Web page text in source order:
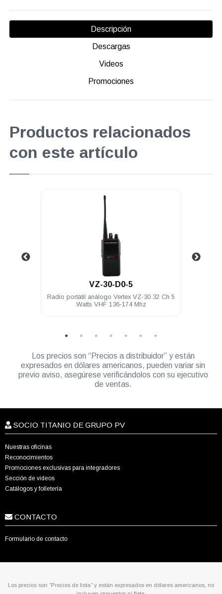
Descripción
Descargas
Videos
Promociones
Productos relacionados
con este artículo
.
VZ-30-D0-5
Radio portátil análogo Vertex VZ-30 32 Ch 5
Watts VHF 136-174 Mhz
Los precios son “Precios a distribuidor” y están
expresados en dólares americanos, pueden variar sin
previo aviso, asegúrese verificándolos con su ejecutivo
de ventas.
SOCIO TITANIO DE GRUPO PV
Nuestras oficinas
Reconocimientos
Promociones exclusivas para integradores
Sección de videos
Catálogos y folletería
CONTACTO
Formulario de contacto
Los precios son “Precios de lista” y están expresados en dólares americanos, no